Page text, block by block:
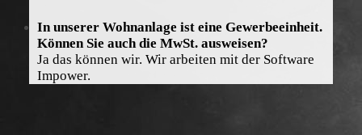
In unserer Wohnanlage ist eine Gewerbeeinheit.
Können Sie auch die MwSt. ausweisen?
Ja das können wir. Wir arbeiten mit der Software
Impower.